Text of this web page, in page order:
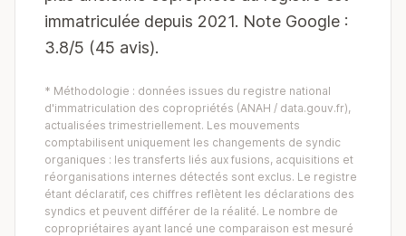
immatriculée depuis 2021. Note Google :
3.8/5 (45 avis).
* Méthodologie : données issues du registre national
d'immatriculation des copropriétés (ANAH / data.gouv.fr),
actualisées trimestriellement. Les mouvements
comptabilisent uniquement les changements de syndic
organiques : les transferts liés aux fusions, acquisitions et
réorganisations internes détectés sont exclus. Le registre
étant déclaratif, ces chiffres reflètent les déclarations des
syndics et peuvent différer de la réalité. Le nombre de
copropriétaires ayant lancé une comparaison est mesuré